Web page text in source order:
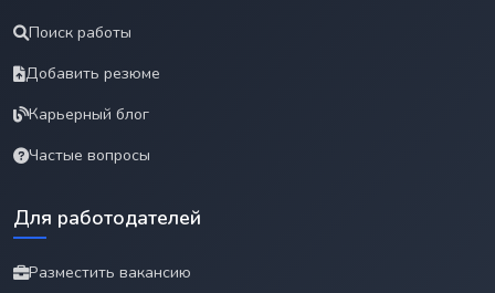
Поиск работы
Добавить резюме
Карьерный блог
Частые вопросы
Для работодателей
Разместить вакансию